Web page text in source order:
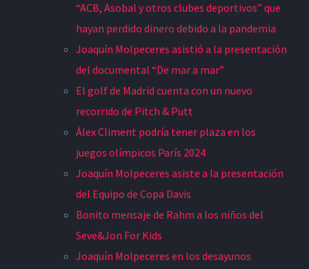
“ACB, Asobal y otros clubes deportivos” que
hayan perdido dinero debido a la pandemia
Joaquín Molpeceres asistió a la presentación
del documental “De mar a mar”
El golf de Madrid cuenta con un nuevo
recorrido de Pitch & Putt
Álex Climent podría tener plaza en los
juegos olímpicos París 2024
Joaquín Molpeceres asiste a la presentación
del Equipo de Copa Davis
Bonito mensaje de Rahm a los niños del
Seve&Jon For Kids
Joaquín Molpeceres en los desayunos